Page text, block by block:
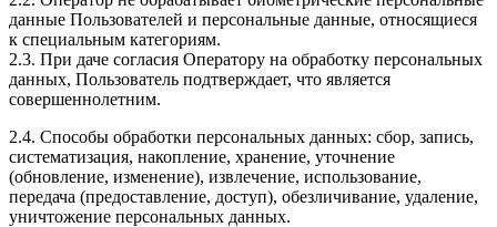
данные Пользователей и персональные данные, относящиеся
к специальным категориям.
2.3. При даче согласия Оператору на обработку персональных
данных, Пользователь подтверждает, что является
совершеннолетним.
2.4. Способы обработки персональных данных: сбор, запись,
систематизация, накопление, хранение, уточнение
(обновление, изменение), извлечение, использование,
передача (предоставление, доступ), обезличивание, удаление,
уничтожение персональных данных.